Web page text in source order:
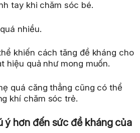
tay khi chăm sóc bé.
nhiều.
khiến cách tăng đề kháng cho
hiệu quả như mong muốn.
quá căng thẳng cũng có thể
khí chăm sóc trẻ.
ý hơn đến sức đề kháng của